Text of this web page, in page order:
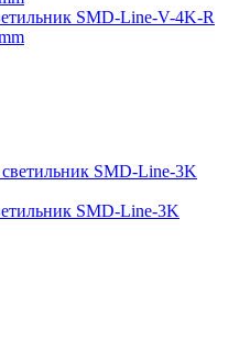
SMD-Line-V-4K-R
SMD-Line-3K